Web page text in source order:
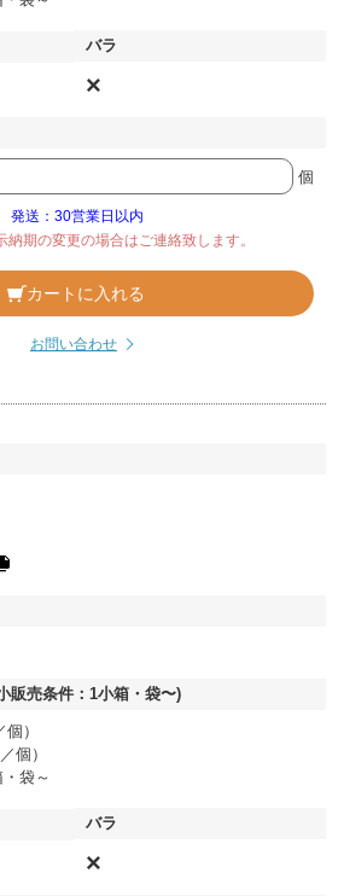
×
個
発送：30営業日以内
納期の変更の場合はご連絡致します。
カートに入れる
お問い合わせ
）
個）
袋～
×